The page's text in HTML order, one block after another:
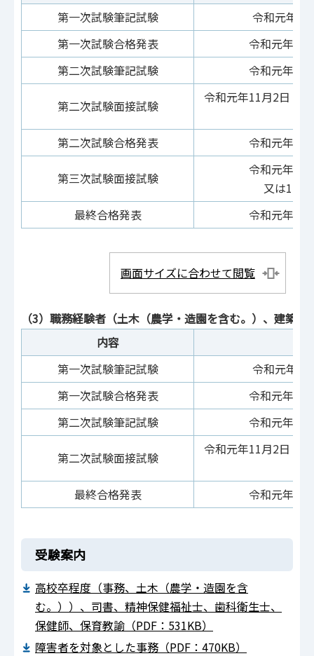
第一次試験筆記試験
令和元年9
第一次試験合格発表
令和元年10
第二次試験筆記試験
令和元年10
第二次試験面接試験
令和元年11月2日（
第二次試験合格発表
令和元年11
第三次試験面接試験
令和元年11
又は12月
最終合格発表
令和元年12
画面サイズに合わせて閲覧
（3）職務経験者（土木（農学・造園を含む。）、建築
内容
第一次試験筆記試験
令和元年9
第一次試験合格発表
令和元年10
第二次試験筆記試験
令和元年10
第二次試験面接試験
令和元年11月2日（
最終合格発表
令和元年11
受験案内
高校卒程度（事務、土木（農学・造園を含
む。））、司書、精神保健福祉士、歯科衛生士、
保健師、保育教諭（PDF：531KB）
障害者を対象とした事務（PDF：470KB）